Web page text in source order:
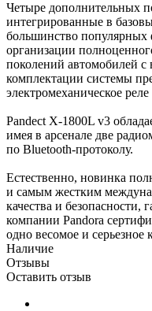
Четыре дополнительных
интегрированные в
большинство
организации
поколений автомобилей
комплектации системы
электромеханическое
Pandect X-1800L v3
имея в арсенале две
по Bluetooth-протоколу.
Естественно, новинка
и самым жестким
качества и
компании Pandora
одно весомое и
Наличие
Отзывы
Оставить отзыв